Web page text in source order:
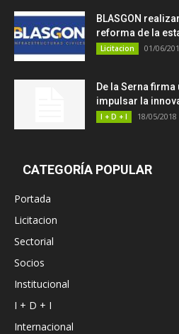
BLASGON
reforma de la
Licitacion 01/06/
De la Serna
impulsar la
I + D + I 18/05/2018
CATEGORÍA POPULAR
Portada
Licitacion
Sectorial
Socios
Institucional
I + D + I
Internacional